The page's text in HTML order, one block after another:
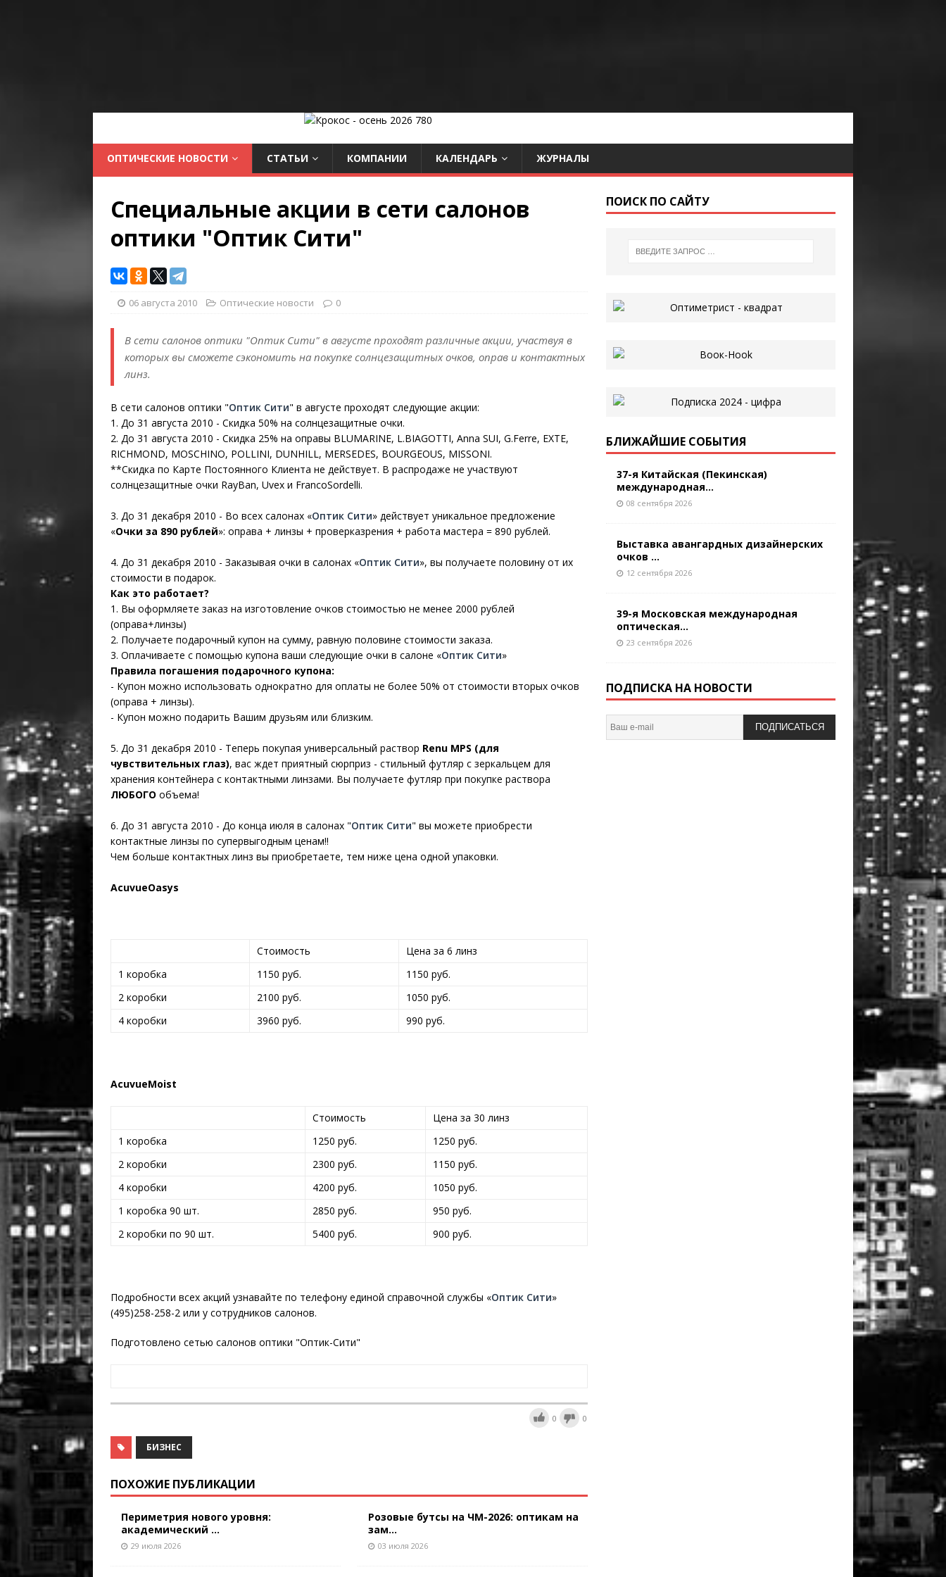
ОПТИЧЕСКИЕ НОВОСТИ СТАТЬИ КОМПАНИИ КАЛЕНДАРЬ ЖУРНАЛЫ
Специальные акции в сети салонов
оптики "Оптик Сити"
06 августа 2010 Оптические новости 0
В сети салонов оптики "Оптик Сити" в августе проходят различные акции, участвуя в
которых вы сможете сэкономить на покупке солнцезащитных очков, оправ и контактных
линз.
В сети салонов оптики "Оптик Сити" в августе проходят следующие акции:
1. До 31 августа 2010 - Скидка 50% на солнцезащитные очки.
2. До 31 августа 2010 - Cкидка 25% на оправы BLUMARINE, L.BIAGOTTI, Anna SUI, G.Ferre, EXTE,
RICHMOND, MOSCHINO, POLLINI, DUNHILL, MERSEDES, BOURGEOUS, MISSONI.
**Скидка по Карте Постоянного Клиента не действует. В распродаже не участвуют
солнцезащитные очки RayBan, Uvex и FrancoSordelli.
3. До 31 декабря 2010 - Во всех салонах «Оптик Сити» действует уникальное предложение
«Очки за 890 рублей»: оправа + линзы + проверказрения + работа мастера = 890 рублей.
4. До 31 декабря 2010 - Заказывая очки в салонах «Оптик Сити», вы получаете половину от их
стоимости в подарок.
Как это работает?
1. Вы оформляете заказ на изготовление очков стоимостью не менее 2000 рублей
(оправа+линзы)
2. Получаете подарочный купон на сумму, равную половине стоимости заказа.
3. Оплачиваете с помощью купона ваши следующие очки в салоне «Оптик Сити»
Правила погашения подарочного купона:
- Купон можно использовать однократно для оплаты не более 50% от стоимости вторых очков
(оправа + линзы).
- Купон можно подарить Вашим друзьям или близким.
5. До 31 декабря 2010 - Теперь покупая универсальный раствор Renu MPS (для
чувствительных глаз), вас ждет приятный сюрприз - стильный футляр с зеркальцем для
хранения контейнера с контактными линзами. Вы получаете футляр при покупке раствора
ЛЮБОГО объема!
6. До 31 августа 2010 - До конца июля в салонах "Оптик Сити" вы можете приобрести
контактные линзы по супервыгодным ценам!!
Чем больше контактных линз вы приобретаете, тем ниже цена одной упаковки.
AcuvueOasys
Стоимость
Цена за 6 линз
1 коробка
1150 руб.
1150 руб.
2 коробки
2100 руб.
1050 руб.
4 коробки
3960 руб. 990 руб.
AcuvueMoist
Стоимость
Цена за 30 линз
1 коробка
1250 руб.
1250 руб.
2 коробки
2300 руб.
1150 руб.
4 коробки
4200 руб.
1050 руб.
1 коробка 90 шт.
2850 руб.
950 руб.
2 коробки по 90 шт.
5400 руб. 900 руб.
Подробности всех акций узнавайте по телефону единой справочной службы «Оптик Сити»
(495)258-258-2 или у сотрудников салонов.
Подготовлено сетью салонов оптики "Оптик-Сити"
0 0
БИЗНЕС
ПОХОЖИЕ ПУБЛИКАЦИИ
Периметрия нового уровня:
академический ...
29 июля 2026
Розовые бутсы на ЧМ-2026: оптикам на
зам...
03 июля 2026
ПОИСК ПО САЙТУ
БЛИЖАЙШИЕ СОБЫТИЯ
37-я Китайская (Пекинская)
международная...
08 сентября 2026
Выставка авангардных дизайнерских
очков ...
12 сентября 2026
39-я Московская международная
оптическая...
23 сентября 2026
ПОДПИСКА НА НОВОСТИ
ПОДПИСАТЬСЯ